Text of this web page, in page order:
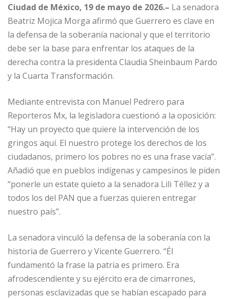
Ciudad de México, 19 de mayo de 2026.– La senadora
Beatriz Mojica Morga afirmó que Guerrero es clave en
la defensa de la soberanía nacional y que el territorio
debe ser la base para enfrentar los ataques de la
derecha contra la presidenta Claudia Sheinbaum Pardo
y la Cuarta Transformación.
Mediante entrevista con Manuel Pedrero para
Reporteros Mx, la legisladora cuestionó a la oposición:
“Hay un proyecto que quiere la intervención de los
gringos aquí. El nuestro protege los derechos de los
ciudadanos, primero los pobres no es una frase vacía”.
Añadió que en pueblos indígenas y campesinos le piden
“ponerle un estate quieto a la senadora Lili Téllez y a
todos los del PAN que a fuerzas quieren entregar
nuestro país”.
La senadora vinculó la defensa de la soberanía con la
historia de Guerrero y Vicente Guerrero. “Él
fundamentó la frase la patria es primero. Era
afrodescendiente y su ejército era de cimarrones,
personas esclavizadas que se habían escapado para